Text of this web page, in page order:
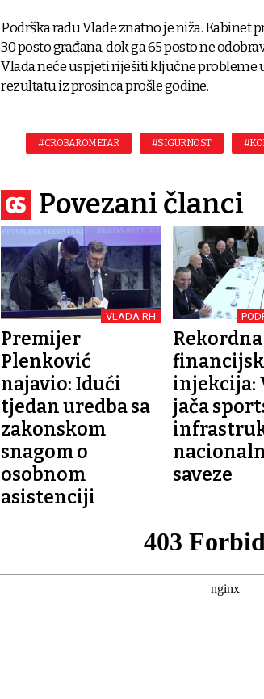
Podrška radu Vlade znatno je niža. Kabinet
30 posto građana, dok ga 65 posto ne
Vlada neće uspjeti riješiti ključne probleme
rezultatu iz prosinca prošle godine.
#CROBAROMETAR #SIGURNOST
Povezani članci
VLADA RH
Premijer
Plenković
najavio: Idući
tjedan uredba sa
zakonskom
snagom o
osobnom
asistenciji
Rekordna
injekcija:
jača
saveze